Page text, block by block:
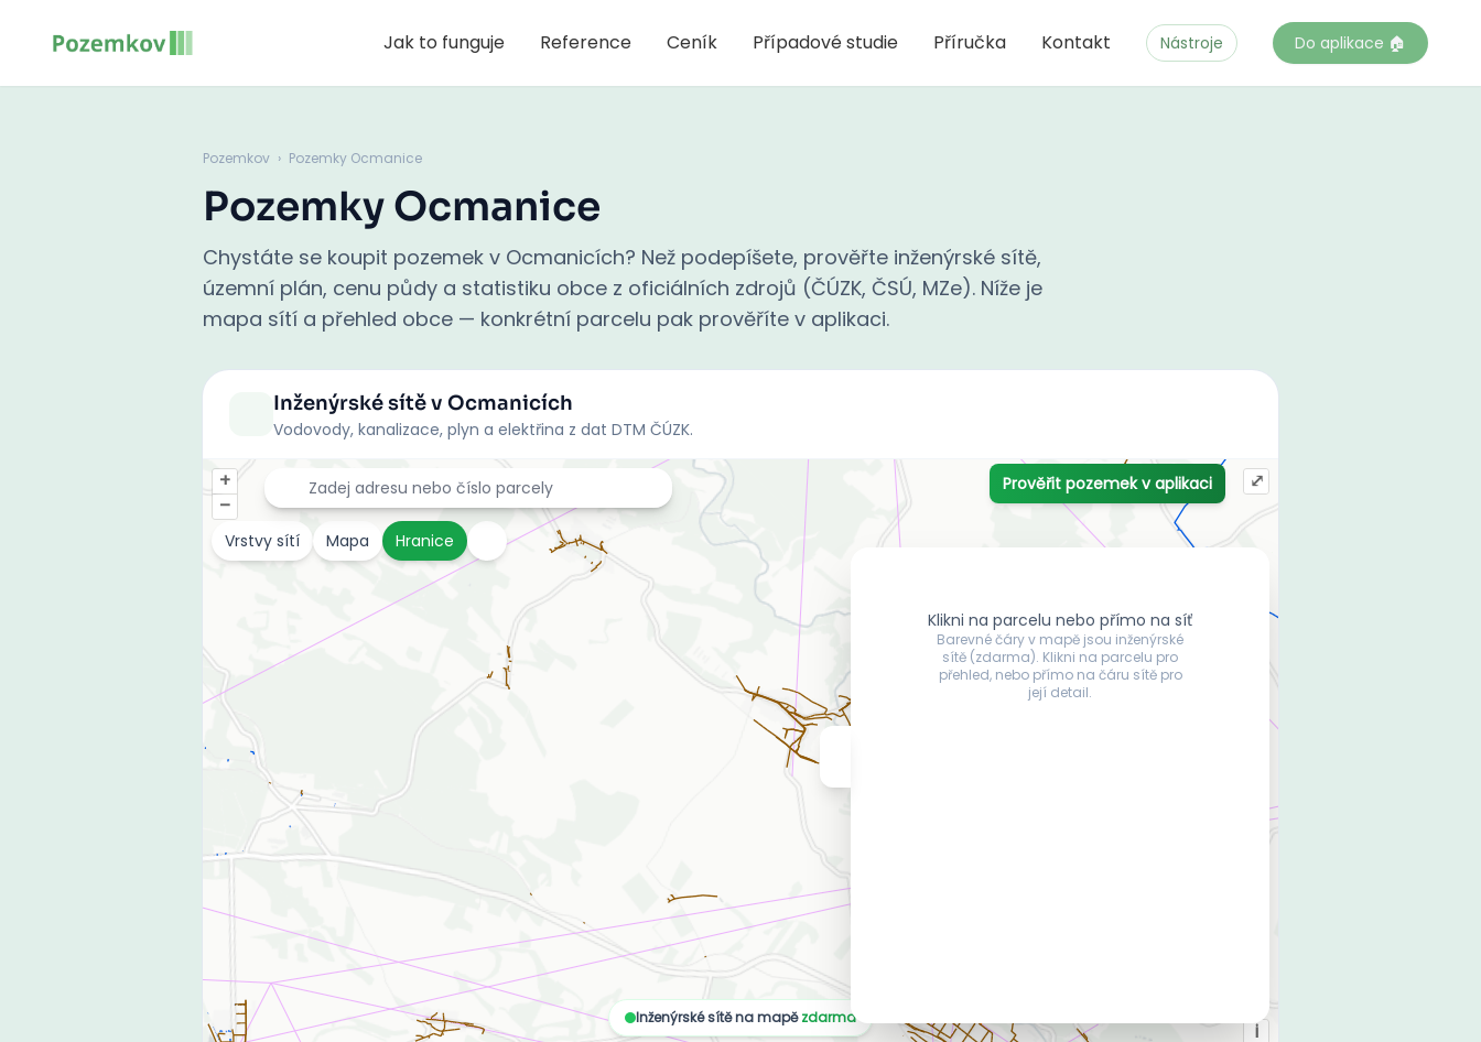
Jak to funguje Reference Ceník Případové studie Příručka Kontakt Nástroje Do aplikace 🏠
Pozemkov › Pozemky Ocmanice
Pozemky Ocmanice
Chystáte se koupit pozemek v Ocmanicích? Než podepíšete, prověřte inženýrské sítě,
územní plán, cenu půdy a statistiku obce z oficiálních zdrojů (ČÚZK, ČSÚ, MZe). Níže je
mapa sítí a přehled obce — konkrétní parcelu pak prověříte v aplikaci.
Inženýrské sítěv Ocmanicích
Vodovody, kanalizace, plyn a elektřina z dat DTM ČÚZK.